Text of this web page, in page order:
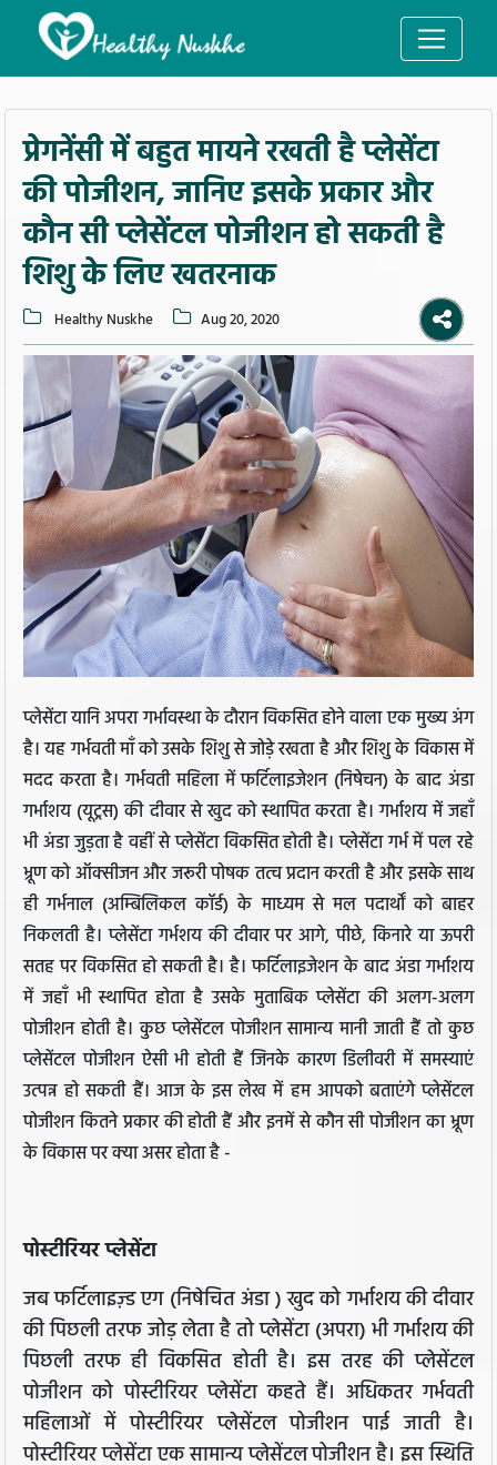
प्रेगनेंसी में बहुत मायने रखती है प्लेसेंटा
की पोजीशन, जानिए इसके प्रकार और
कौन सी प्लेसेंटल पोजीशन हो सकती है
शिशु के लिए खतरनाक
Healthy Nuskhe Aug 20, 2020
प्लेसेंटा यानि अपरा गर्भावस्था के दौरान विकसित होने वाला एक मुख्य अंग
है। यह गर्भवती माँ को उसके शिशु से जोड़े रखता है और शिशु के विकास में
मदद करता है। गर्भवती महिला में फर्टिलाइजेशन (निषेचन) के बाद अंडा
गर्भाशय (यूट्रस) की दीवार से खुद को स्थापित करता है। गर्भाशय में जहाँ
भी अंडा जुड़ता है वहीं से प्लेसेंटा विकसित होती है। प्लेसेंटा गर्भ में पल रहे
भ्रूण को ऑक्सीजन और जरूरी पोषक तत्व प्रदान करती है और इसके साथ
ही गर्भनाल (अम्बिलिकल कॉर्ड) के माध्यम से मल पदार्थों को बाहर
निकलती है। प्लेसेंटा गर्भशय की दीवार पर आगे, पीछे, किनारे या ऊपरी
सतह पर विकसित हो सकती है। है। फर्टिलाइजेशन के बाद अंडा गर्भाशय
में जहाँ भी स्थापित होता है उसके मुताबिक प्लेसेंटा की अलग-अलग
पोजीशन होती है। कुछ प्लेसेंटल पोजीशन सामान्य मानी जाती हैं तो कुछ
प्लेसेंटल पोजीशन ऐसी भी होती हैं जिनके कारण डिलीवरी में समस्याएं
उत्पन्न हो सकती हैं। आज के इस लेख में हम आपको बताएंगे प्लेसेंटल
पोजीशन कितने प्रकार की होती हैं और इनमें से कौन सी पोजीशन का भ्रूण
के विकास पर क्या असर होता है -
पोस्टीरियर प्लेसेंटा
जब फर्टिलाइज़्ड एग (निषेचित अंडा ) खुद को गर्भाशय की दीवार
की पिछली तरफ जोड़ लेता है तो प्लेसेंटा (अपरा) भी गर्भाशय की
पिछली तरफ ही विकसित होती है। इस तरह की प्लेसेंटल
पोजीशन को पोस्टीरियर प्लेसेंटा कहते हैं। अधिकतर गर्भवती
महिलाओं में पोस्टीरियर प्लेसेंटल पोजीशन पाई जाती है।
पोस्टीरियर प्लेसेंटा एक सामान्य प्लेसेंटल पोजीशन है। इस स्थिति